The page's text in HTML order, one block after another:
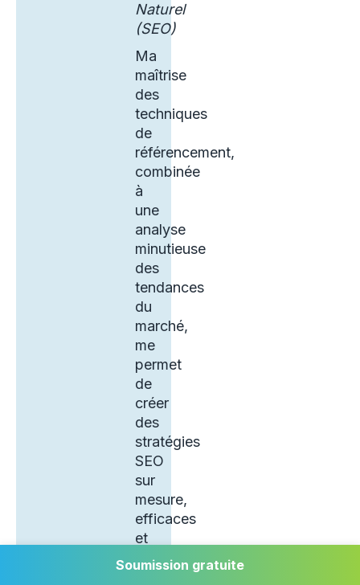
Naturel
(SEO)
Ma
maîtrise
des
techniques
de
référencement,
combinée
à
une
analyse
minutieuse
des
tendances
du
marché,
me
permet
de
créer
des
stratégies
SEO
sur
mesure,
efficaces
et
durables.
Soumission gratuite